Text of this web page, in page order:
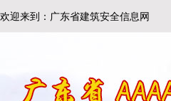
欢迎来到：广东省建筑安全信息网